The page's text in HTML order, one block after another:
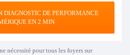
DIAGNOSTIC DE PERFORMANCE
EN 2 MIN
nécessité pour tous les foyers sur